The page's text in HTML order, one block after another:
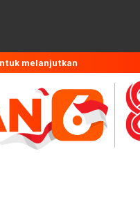
melanjutkan